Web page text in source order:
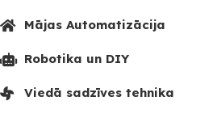
Mājas Automatizācija
Robotika un DIY
Viedā sadzīves tehnika